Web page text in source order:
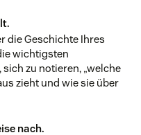
die Geschichte Ihres
wichtigsten
zu notieren, „welche
zieht und wie sie über
nach.